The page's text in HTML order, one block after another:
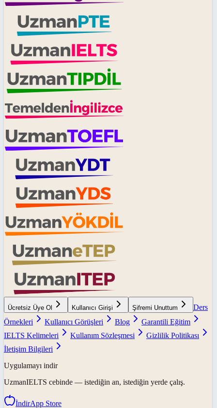
Ücretsiz Üye Ol Kullanıcı Girişi Şifremi Unuttum
Ders
Örnekleri
Kullanıcı Görüşleri Blog
Garantili Eğitim
IELTS Kelimeleri
Kullanım Sözleşmesi
Gizlilik Politikası
İletişim Bilgileri
Uygulamayı indir
UzmanIELTS cebinde — istediğin an, istediğin yerde çalış.
İndirApp Store